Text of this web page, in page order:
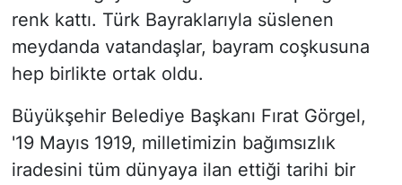
renk kattı. Türk Bayraklarıyla süslenen
meydanda vatandaşlar, bayram coşkusuna
hep birlikte ortak oldu.
Büyükşehir Belediye Başkanı Fırat Görgel,
'19 Mayıs 1919, milletimizin bağımsızlık
iradesini tüm dünyaya ilan ettiği tarihi bir